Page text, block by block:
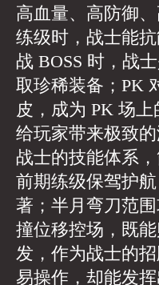
高血量、高防御
练级时，战士能
战 BOSS 时，战
取珍稀装备；PK
皮，成为 PK 场
给玩家带来极致的
战士的技能体系
前期练级保驾护
著；半月弯刀范
撞位移控场，既
发，作为战士的
易操作，却能发